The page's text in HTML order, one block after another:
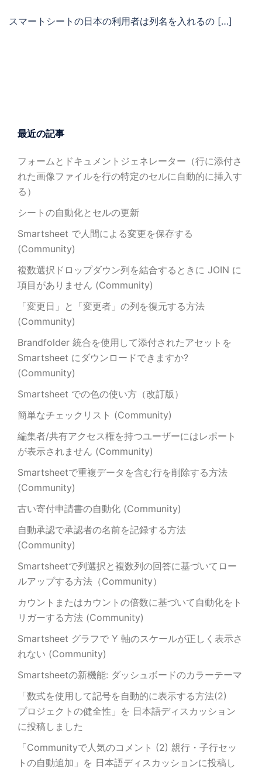
スマートシートの日本の利用者は列名を入れるの […]
最近の記事
フォームとドキュメントジェネレーター（行に添付さ
れた画像ファイルを行の特定のセルに自動的に挿入す
る）
シートの自動化とセルの更新
Smartsheet で人間による変更を保存する
(Community)
複数選択ドロップダウン列を結合するときに JOIN に
項目がありません (Community)
「変更日」と「変更者」の列を復元する方法
(Community)
Brandfolder 統合を使用して添付されたアセットを
Smartsheet にダウンロードできますか?
(Community)
Smartsheet での色の使い方（改訂版）
簡単なチェックリスト (Community)
編集者/共有アクセス権を持つユーザーにはレポート
が表示されません (Community)
Smartsheetで重複データを含む行を削除する方法
(Community)
古い寄付申請書の自動化 (Community)
自動承認で承認者の名前を記録する方法
(Community)
Smartsheetで列選択と複数列の回答に基づいてロー
ルアップする方法（Community）
カウントまたはカウントの倍数に基づいて自動化をト
リガーする方法 (Community)
Smartsheet グラフで Y 軸のスケールが正しく表示さ
れない (Community)
Smartsheetの新機能: ダッシュボードのカラーテーマ
「数式を使用して記号を自動的に表示する方法(2)
プロジェクトの健全性」を 日本語ディスカッション
に投稿しました
「Communityで人気のコメント (2) 親行・子行セッ
トの自動追加」を 日本語ディスカッションに投稿し